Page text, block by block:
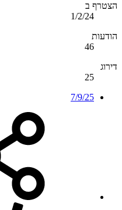
הצטרף ב
1/2/24
הודעות
46
דירוג
25
7/9/25